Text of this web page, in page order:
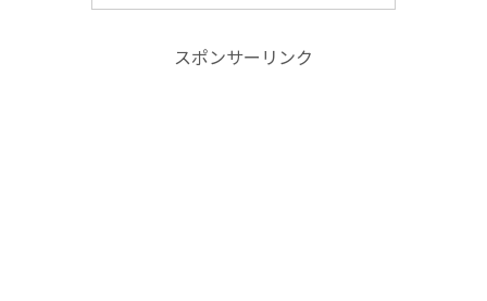
スポンサーリンク